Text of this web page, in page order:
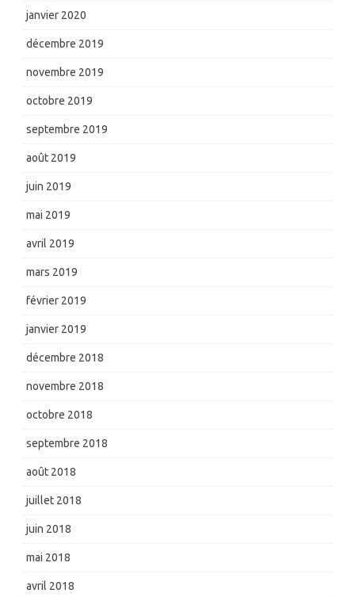
janvier 2020
décembre 2019
novembre 2019
octobre 2019
septembre 2019
août 2019
juin 2019
mai 2019
avril 2019
mars 2019
février 2019
janvier 2019
décembre 2018
novembre 2018
octobre 2018
septembre 2018
août 2018
juillet 2018
juin 2018
mai 2018
avril 2018